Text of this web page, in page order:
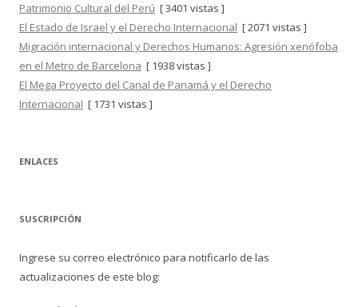
Patrimonio Cultural del Perú [ 3401 vistas ]
El Estado de Israel y el Derecho Internacional [ 2071 vistas ]
Migración internacional y Derechos Humanos: Agresión xenófoba
en el Metro de Barcelona [ 1938 vistas ]
El Mega Proyecto del Canal de Panamá y el Derecho
Internacional [ 1731 vistas ]
ENLACES
SUSCRIPCIÓN
Ingrese su correo electrónico para notificarlo de las
actualizaciones de este blog: